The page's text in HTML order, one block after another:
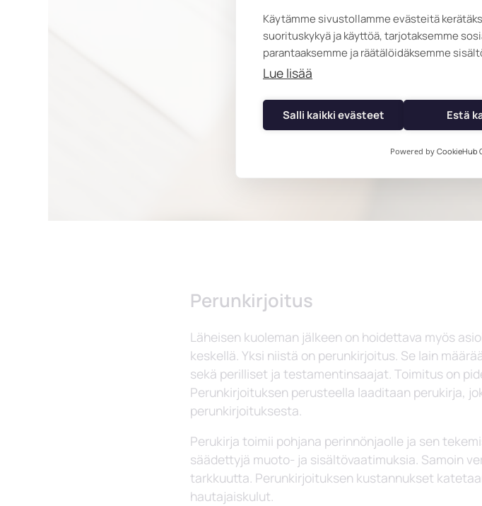
Käytämme sivustollamme evästeitä
suorituskykyä ja käyttöä, tarjotaksemme
parantaaksemme ja räätälöidäksemme
Lue lisää
Salli kaikki evästeet Estä
Powered by CookieHub
Perunkirjoitus
Läheisen kuoleman jälkeen on hoidettava myös
keskellä. Yksi niistä on perunkirjoitus. Se lain
sekä perilliset ja testamentinsaajat. Toimitus on
Perunkirjoituksen perusteella laaditaan perukirja,
perunkirjoituksesta.
Perukirja toimii pohjana perinnönjaolle ja sen
säädettyjä muoto- ja sisältövaatimuksia. Samoin
tarkkuutta. Perunkirjoituksen kustannukset
hautajaiskulut.